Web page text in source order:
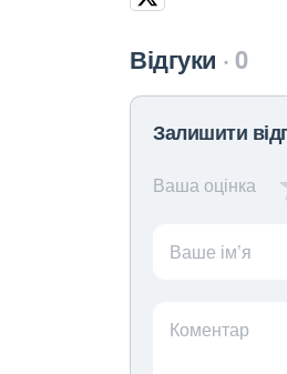
Відгуки 0
Залишити
Ваша оцінка
Ваше ім’я
Коментар